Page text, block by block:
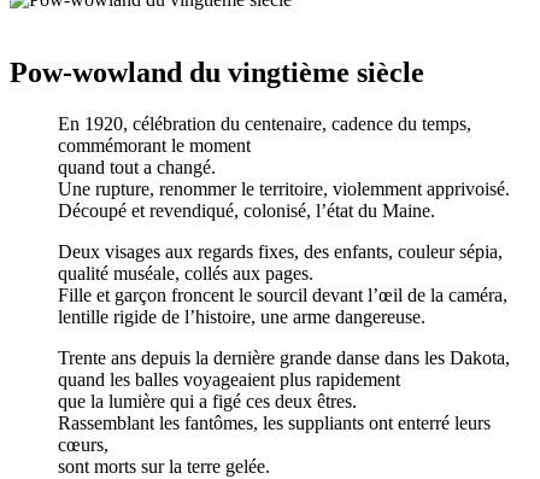
Pow-wowland du vingtième siècle
En 1920, célébration du centenaire, cadence du temps,
commémorant le moment
quand tout a changé.
Une rupture, renommer le territoire, violemment apprivoisé.
Découpé et revendiqué, colonisé, l’état du Maine.
Deux visages aux regards fixes, des enfants, couleur sépia,
qualité muséale, collés aux pages.
Fille et garçon froncent le sourcil devant l’œil de la caméra,
lentille rigide de l’histoire, une arme dangereuse.
Trente ans depuis la dernière grande danse dans les Dakota,
quand les balles voyageaient plus rapidement
que la lumière qui a figé ces deux êtres.
Rassemblant les fantômes, les suppliants ont enterré leurs
cœurs,
sont morts sur la terre gelée.